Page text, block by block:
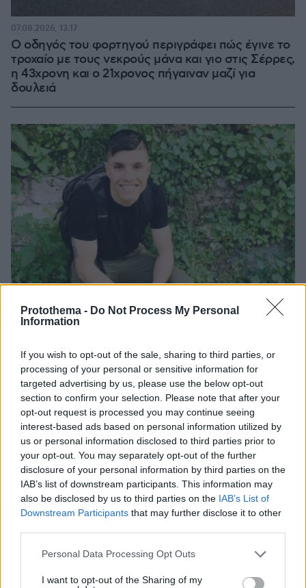
Protothema - Do Not Process My Personal
Information
If you wish to opt-out of the sale, sharing to third parties, or
processing of your personal or sensitive information for
targeted advertising by us, please use the below opt-out
section to confirm your selection. Please note that after your
opt-out request is processed you may continue seeing
interest-based ads based on personal information utilized by
us or personal information disclosed to third parties prior to
your opt-out. You may separately opt-out of the further
disclosure of your personal information by third parties on the
IAB’s list of downstream participants. This information may
also be disclosed by us to third parties on the IAB’s List of
Downstream Participants that may further disclose it to other
Please note that this website/app uses one or more Google
not limited to your visit or usage behaviour. You may click to
Personal Data Processing Opt Outs
I want to opt-out of the Sharing of my
Ο οδηγός του φορτηγού περιγράφει πώς έγινε το
τροχαίο με τους νεκρούς μάνα και γιο στις Σέρρες,
η 43χρονη και ο 21χρονος πήγαιναν μαζί για
δουλειά
07.08.2026, 13:17
«Δεν το πιστεύουμε», λένε οι Αμερικανοί που
υιοθέτησαν τον Αφγανό στη Λέσβο - Η αρχική
εκδοχή για το φονικό στην Κυψέλη και η σιωπή
στην απολογία
07.08.2026, 07:19